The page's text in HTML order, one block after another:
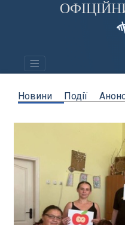
Новини Події